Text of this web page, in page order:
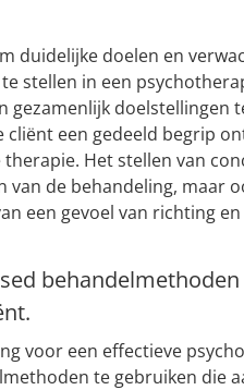
duidelijke doelen en
stellen in een
gezamenlijk doelstellingen
een gedeeld begrip
Het stellen van
de behandeling, maar
een gevoel van richting
voor een effectieve
te gebruiken die